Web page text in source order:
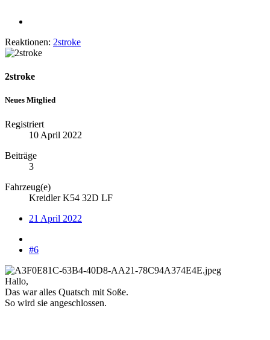
Reaktionen: 2stroke
2stroke
Neues Mitglied
Registriert
10 April 2022
Beiträge
3
Fahrzeug(e)
Kreidler K54 32D LF
21 April 2022
#6
Hallo,
Das war alles Quatsch mit Soße.
So wird sie angeschlossen.